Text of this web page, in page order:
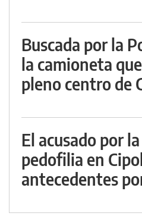
Buscada por la
la camioneta
pleno centro de
El acusado por
pedofilia en
antecedentes